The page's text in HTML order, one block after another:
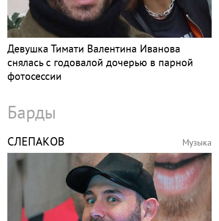
Девушка Тимати Валентина Иванова
снялась с годовалой дочерью в парной
фотосессии
Барды
СЛЕПАКОВ Музыка